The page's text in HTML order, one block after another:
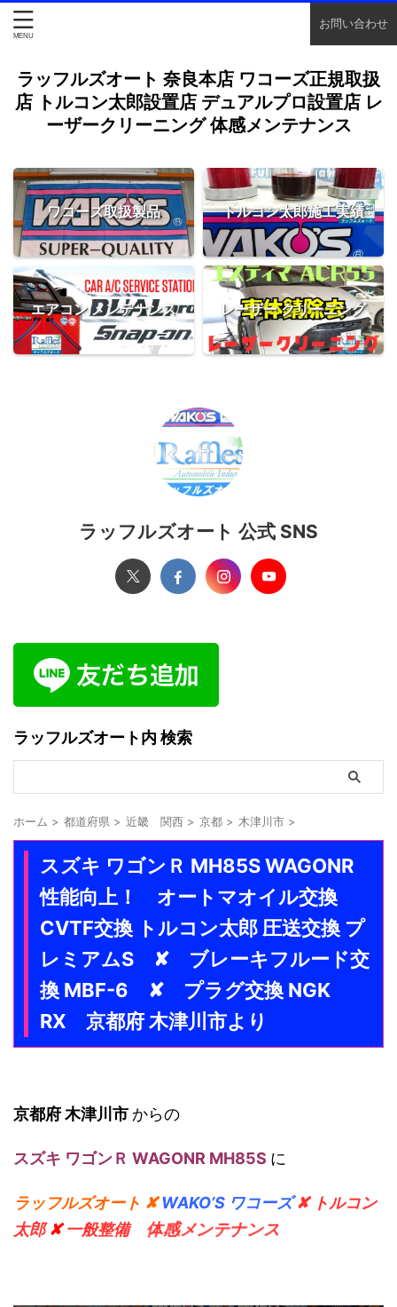
お問い合わせ
ラッフルズオート 奈良本店 ワコーズ正規取扱
店 トルコン太郎設置店 デュアルプロ設置店 レ
ーザークリーニング 体感メンテナンス
ワコーズ取扱製品 トルコン太郎施工実績
エアコン メンテナンス レーザー クリーニング
ラッフルズオート 公式 SNS
ラッフルズオート内 検索
ホーム > 都道府県 > 近畿 関西 > 京都 > 木津川市 >
スズキ ワゴンＲ MH85S WAGONR
性能向上！ オートマオイル交換
CVTF交換 トルコン太郎 圧送交換 プ
レミアムS ✘ ブレーキフルード交
換 MBF-6 ✘ プラグ交換 NGK
RX 京都府 木津川市より
京都府 木津川市からの
スズキ ワゴンＲ WAGONR MH85S に
ラッフルズオート ✘WAKO’S ワコーズ✘ トルコン
太郎✘ 一般整備 体感メンテナンス